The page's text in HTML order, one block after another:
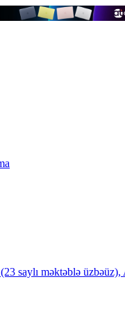
saylı məktəblə üzbəüz),